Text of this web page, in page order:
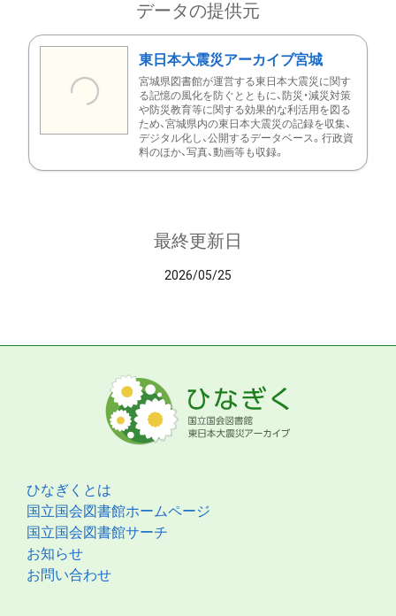
データの提供元
東日本大震災アーカイブ宮城
宮城県図書館が運営する東日本大震災に関す
る記憶の風化を防ぐとともに、防災・減災対策
や防災教育等に関する効果的な利活用を図る
ため、宮城県内の東日本大震災の記録を収集、
デジタル化し、公開するデータベース。行政資
料のほか、写真、動画等も収録。
最終更新日
2026/05/25
ひなぎくとは
国立国会図書館ホームページ
国立国会図書館サーチ
お知らせ
お問い合わせ